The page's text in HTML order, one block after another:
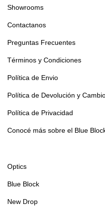
Showrooms
Contactanos
Preguntas Frecuentes
Términos y Condiciones
Política de Envio
Política de Devolución y
Política de Privacidad
Conocé más sobre el Blue
Optics
Blue Block
New Drop